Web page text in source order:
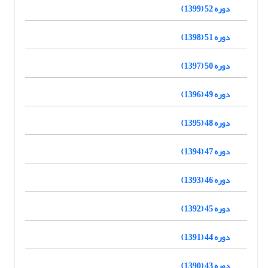
دوره 52 (1399)
دوره 51 (1398)
دوره 50 (1397)
دوره 49 (1396)
دوره 48 (1395)
دوره 47 (1394)
دوره 46 (1393)
دوره 45 (1392)
دوره 44 (1391)